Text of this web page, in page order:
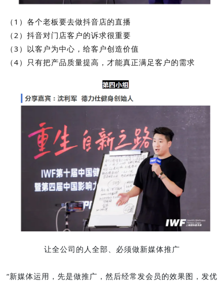
（1）各个老板要去做抖音店的直播
（2）抖音对门店客户的诉求很重要
（3）以客户为中心，给客户创造价值
（4）只有把产品质量提高，才能真正满足客户的需求
让全公司的人全部、必须做新媒体推广
“新媒体运用，先是做推广，然后经常发会员的效果图，发优